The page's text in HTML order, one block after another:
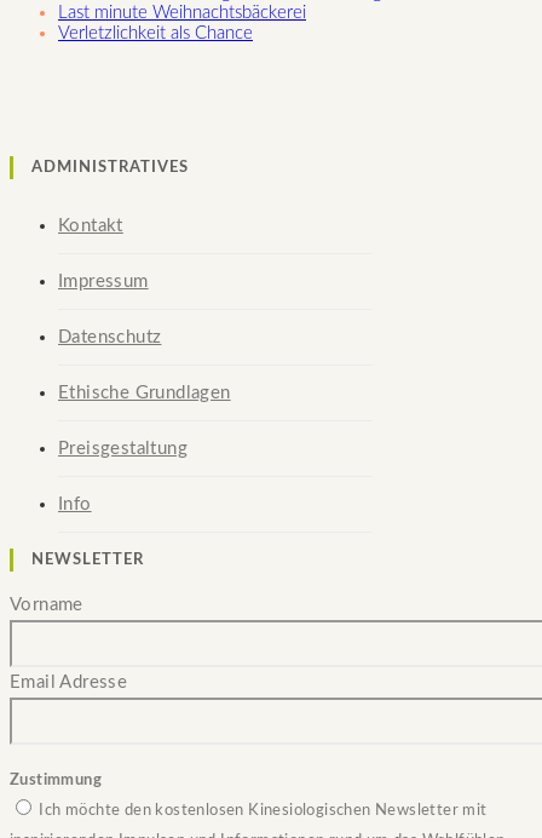
Last minute Weihnachtsbäckerei
Verletzlichkeit als Chance
ADMINISTRATIVES
Kontakt
Impressum
Datenschutz
Ethische Grundlagen
Preisgestaltung
Info
NEWSLETTER
Vorname
Email Adresse
Zustimmung
Ich möchte den kostenlosen Kinesiologischen Newsletter mit